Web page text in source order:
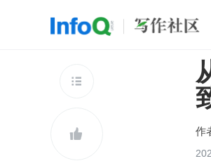
开
查看更多

 作